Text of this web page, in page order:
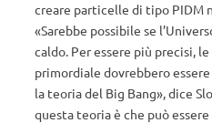
creare particelle di tipo PIDM
«Sarebbe possibile se
caldo. Per essere più precisi,
primordiale dovrebbero
la teoria del Big Bang», dice
questa teoria è che può